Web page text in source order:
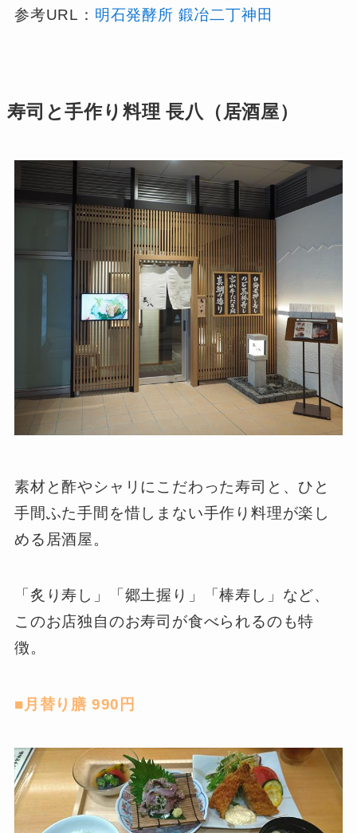
参考URL： 明石発酵所 鍛冶二丁神田
寿司と手作り料理 長八（居酒屋）
素材と酢やシャリにこだわった寿司と、ひと
手間ふた手間を惜しまない手作り料理が楽し
める居酒屋。
「炙り寿し」「郷土握り」「棒寿し」など、
このお店独自のお寿司が食べられるのも特
徴。
■月替り膳 990円